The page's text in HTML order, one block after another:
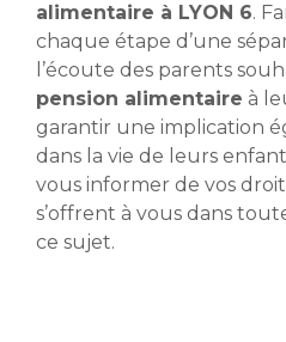
alimentaire à LYON 6.
chaque étape d’une
l’écoute des parents
pension alimentaire à
garantir une implication
dans la vie de leurs
vous informer de vos
s’offrent à vous dans
ce sujet.